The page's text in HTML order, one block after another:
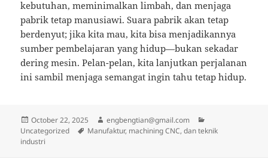
kebutuhan, meminimalkan limbah, dan menjaga
pabrik tetap manusiawi. Suara pabrik akan tetap
berdenyut; jika kita mau, kita bisa menjadikannya
sumber pembelajaran yang hidup—bukan sekadar
dering mesin. Pelan-pelan, kita lanjutkan perjalanan
ini sambil menjaga semangat ingin tahu tetap hidup.
Posted
on
October 22, 2025 Author
engbengtian@gmail.com
Uncategorized
Tags
Manufaktur, machining CNC, dan teknik
industri